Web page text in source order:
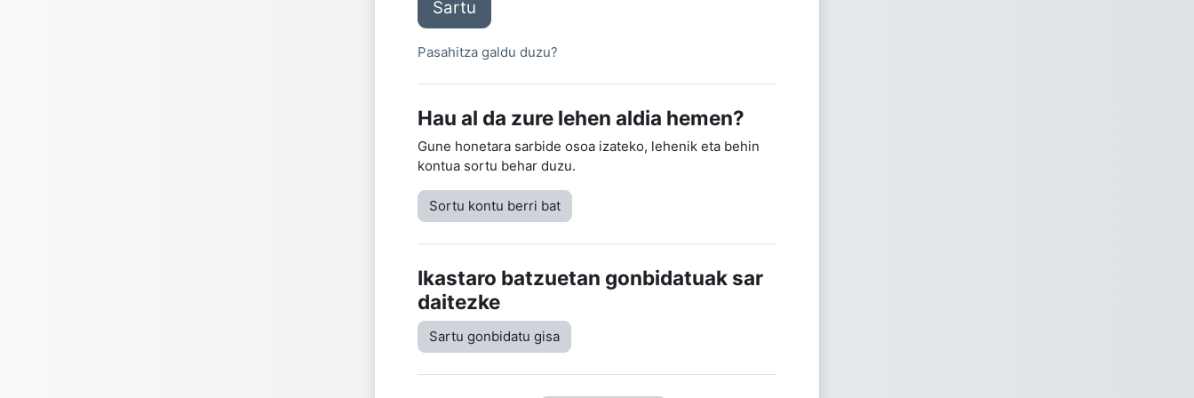
Sartu
Pasahitza galdu duzu?
Hau al da zure lehen aldia hemen?
Gune honetara sarbide osoa izateko, lehenik eta behin
kontua sortu behar duzu.
Sortu kontu berri bat
Ikastaro batzuetan gonbidatuak sar
daitezke
Sartu gonbidatu gisa